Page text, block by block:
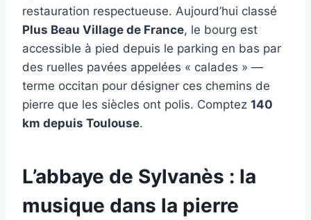
restauration respectueuse. Aujourd’hui classé
Plus Beau Village de France, le bourg est
accessible à pied depuis le parking en bas par
des ruelles pavées appelées « calades » —
terme occitan pour désigner ces chemins de
pierre que les siècles ont polis. Comptez 140
km depuis Toulouse.
L’abbaye de Sylvanès : la
musique dans la pierre